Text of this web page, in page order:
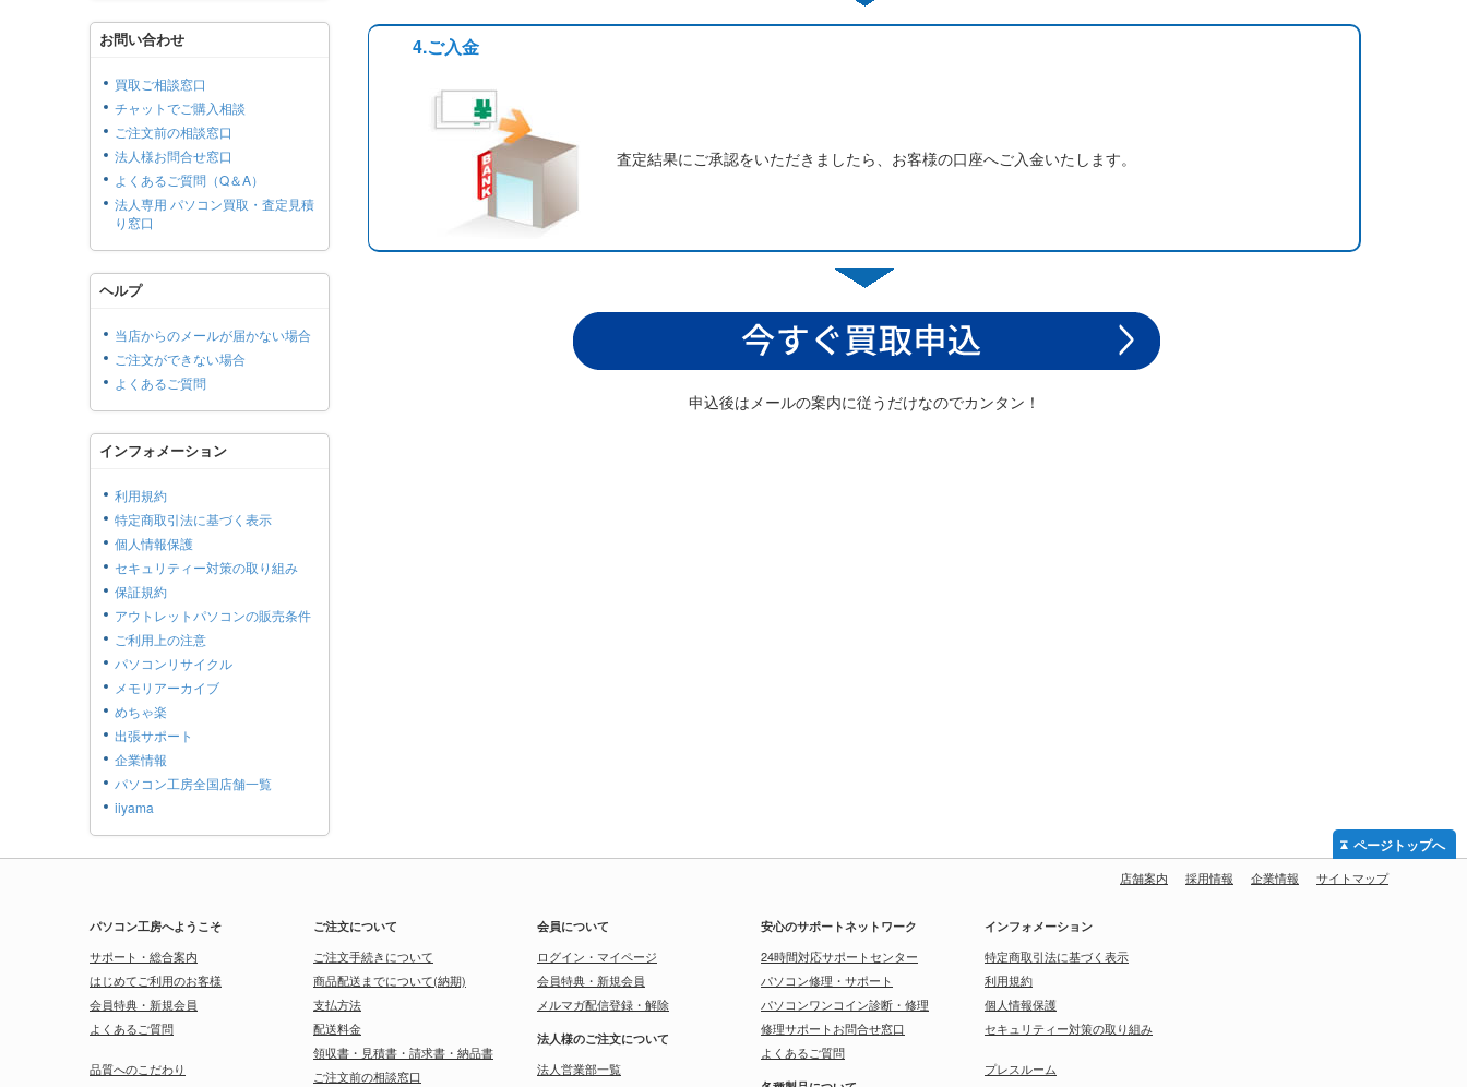
4.ご入金
査定結果にご承認をいただきましたら、お客様の口座へご入金いたします。
申込後はメールの案内に従うだけなのでカンタン！
お問い合わせ
買取ご相談窓口
チャットでご購入相談
ご注文前の相談窓口
法人様お問合せ窓口
よくあるご質問（Q＆A）
法人専用 パソコン買取・査定見積
り窓口
ヘルプ
当店からのメールが届かない場合
ご注文ができない場合
よくあるご質問
インフォメーション
利用規約
特定商取引法に基づく表示
個人情報保護
セキュリティー対策の取り組み
保証規約
アウトレットパソコンの販売条件
ご利用上の注意
パソコンリサイクル
メモリアーカイブ
めちゃ楽
出張サポート
企業情報
パソコン工房全国店舗一覧
iiyama
店舗案内 採用情報 企業情報 サイトマップ
パソコン工房へようこそ
サポート・総合案内
はじめてご利用のお客様
会員特典・新規会員
よくあるご質問
品質へのこだわり
ご注文について
ご注文手続きについて
商品配送までについて(納期)
支払方法
配送料金
領収書・見積書・請求書・納品書
ご注文前の相談窓口
会員について
ログイン・マイページ
会員特典・新規会員
メルマガ配信登録・解除
法人様のご注文について
法人営業部一覧
安心のサポートネットワーク
24時間対応サポートセンター
パソコン修理・サポート
パソコンワンコイン診断・修理
修理サポートお問合せ窓口
よくあるご質問
インフォメーション
特定商取引法に基づく表示
利用規約
個人情報保護
セキュリティー対策の取り組み
プレスルーム
ページトップへ